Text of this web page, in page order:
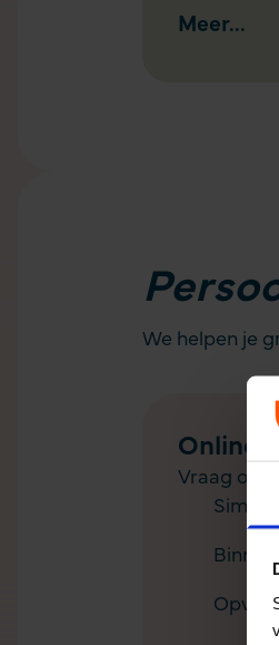
Meer...
We helpen je
Online
Vraag of